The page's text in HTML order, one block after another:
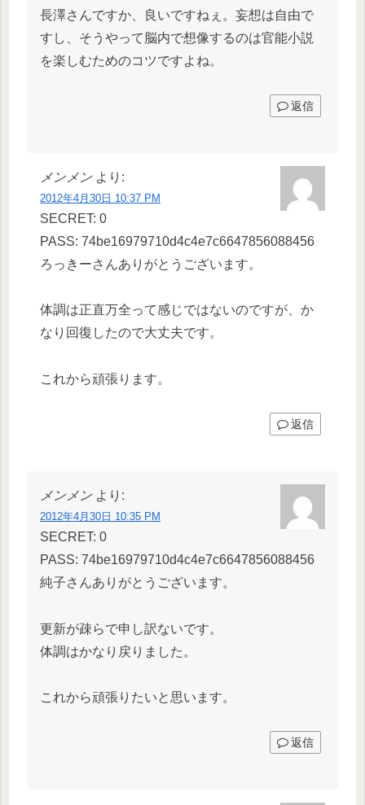
長澤さんですか、良いですねぇ。妄想は自由で
すし、そうやって脳内で想像するのは官能小説
を楽しむためのコツですよね。
返信
メンメン より:
2012年4月30日 10:37 PM
SECRET: 0
PASS: 74be16979710d4c4e7c6647856088456
ろっきーさんありがとうございます。
体調は正直万全って感じではないのですが、か
なり回復したので大丈夫です。
これから頑張ります。
返信
メンメン より:
2012年4月30日 10:35 PM
SECRET: 0
PASS: 74be16979710d4c4e7c6647856088456
純子さんありがとうございます。
更新が疎らで申し訳ないです。
体調はかなり戻りました。
これから頑張りたいと思います。
返信